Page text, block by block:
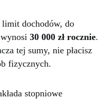
limit dochodów, do
30 000 zł rocznie.
tej sumy, nie płacisz
fizycznych.
stopniowe